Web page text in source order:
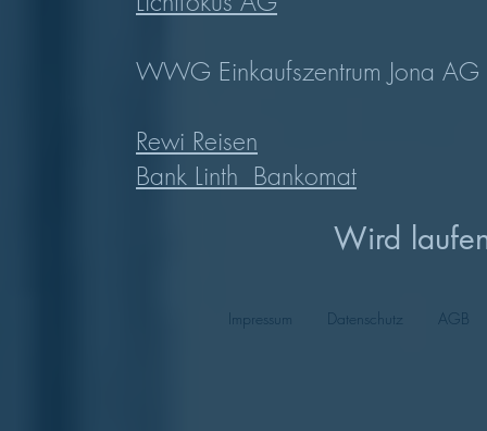
WWG Einkaufszentrum Jona AG
Rewi Reisen
Bank Linth Bankomat
Wird
Impressum Datenschutz AGB